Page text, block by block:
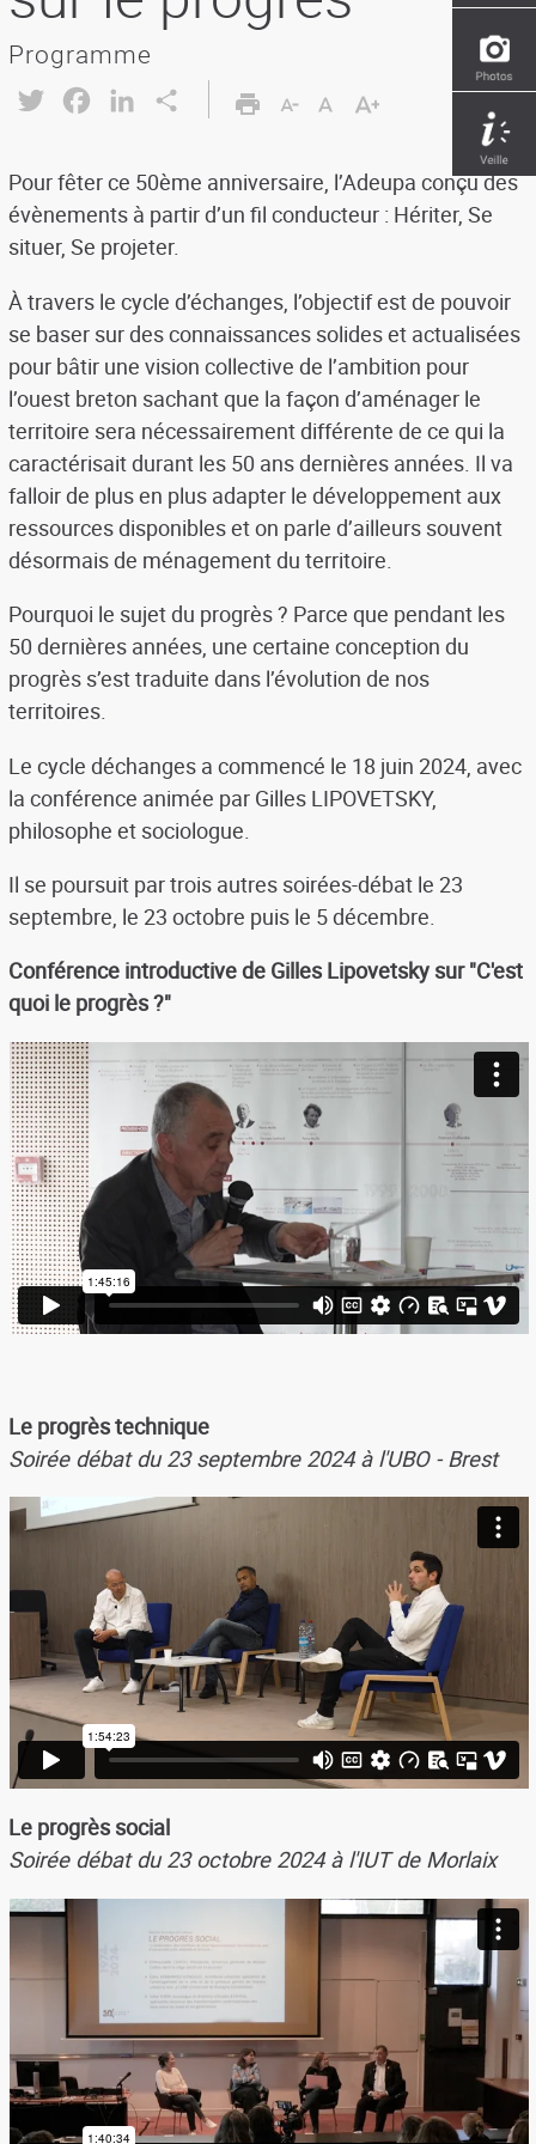
Programme
Twitter FacebookLinkedIn
Pour fêter ce 50ème anniversaire, l’Adeupa conçu des
évènements à partir d’un fil conducteur : Hériter, Se
situer, Se projeter.
À travers le cycle d’échanges, l’objectif est de pouvoir
se baser sur des connaissances solides et actualisées
pour bâtir une vision collective de l’ambition pour
l’ouest breton sachant que la façon d’aménager le
territoire sera nécessairement différente de ce qui la
caractérisait durant les 50 ans dernières années. Il va
falloir de plus en plus adapter le développement aux
ressources disponibles et on parle d’ailleurs souvent
désormais de ménagement du territoire.
Pourquoi le sujet du progrès ? Parce que pendant les
50 dernières années, une certaine conception du
progrès s’est traduite dans l’évolution de nos
territoires.
Le cycle déchanges a commencé le 18 juin 2024, avec
la conférence animée par Gilles LIPOVETSKY,
philosophe et sociologue.
Il se poursuit par trois autres soirées-débat le 23
septembre, le 23 octobre puis le 5 décembre.
Conférence introductive de Gilles Lipovetsky sur "C'est
quoi le progrès ?"
Le progrès technique
Soirée débat du 23 septembre 2024 à l'UBO - Brest
Le progrès social
Soirée débat du 23 octobre 2024 à l'IUT de Morlaix